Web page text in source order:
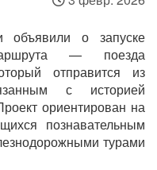
объявили о запуске
— поезда
отправится из
с историей
ориентирован на
познавательным
турами